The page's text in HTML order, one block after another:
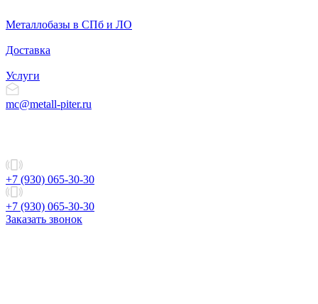
Металлобазы в СПб и ЛО
Доставка
Услуги
mc@metall-piter.ru
+7 (930) 065-30-30
+7 (930) 065-30-30
Заказать звонок